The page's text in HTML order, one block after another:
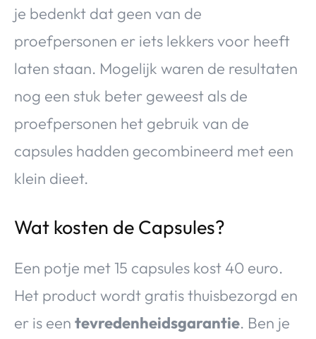
je bedenkt dat geen van de
proefpersonen er iets lekkers voor heeft
laten staan. Mogelijk waren de resultaten
nog een stuk beter geweest als de
proefpersonen het gebruik van de
capsules hadden gecombineerd met een
klein dieet.
Wat kosten de Capsules?
Een potje met 15 capsules kost 40 euro.
Het product wordt gratis thuisbezorgd en
er is een tevredenheidsgarantie. Ben je